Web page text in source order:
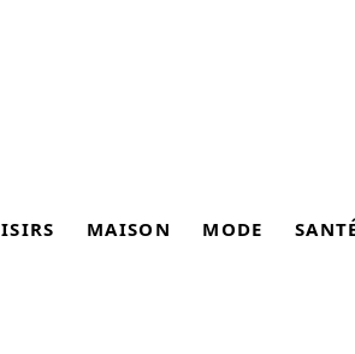
MAISON MODE